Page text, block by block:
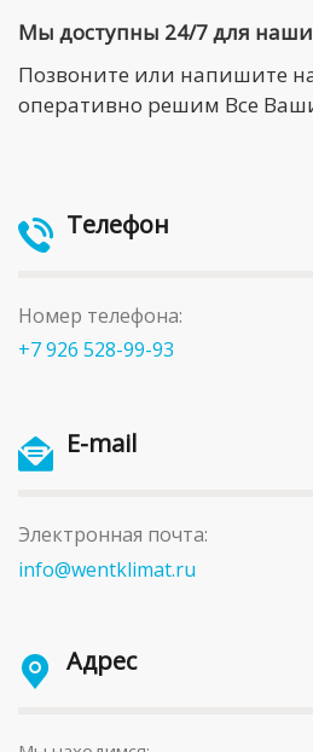
Мы доступны 24/7 для
Позвоните или напишите
оперативно решим Все
Телефон
Номер телефона:
+7 926 528-99-93
E-mail
Электронная почта:
info@wentklimat.ru
Адрес